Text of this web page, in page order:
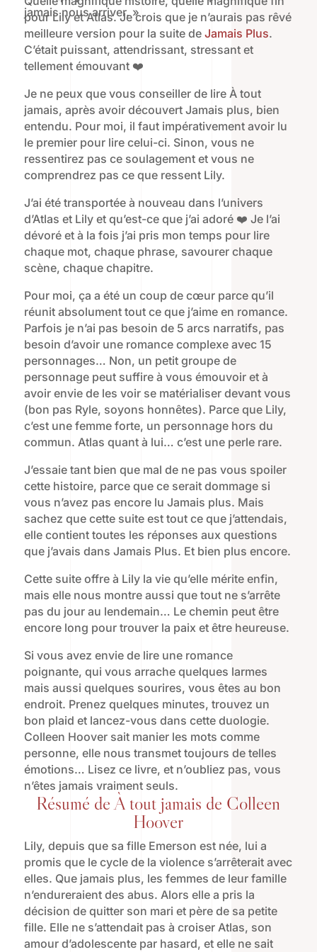
jamais nous arriver. »
pour Lily et Atlas. Je crois que je n’aurais pas rêvé
meilleure version pour la suite de Jamais Plus.
C’était puissant, attendrissant, stressant et
tellement émouvant ❤️
Je ne peux que vous conseiller de lire À tout
jamais, après avoir découvert Jamais plus, bien
entendu. Pour moi, il faut impérativement avoir lu
le premier pour lire celui-ci. Sinon, vous ne
ressentirez pas ce soulagement et vous ne
comprendrez pas ce que ressent Lily.
J’ai été transportée à nouveau dans l’univers
d’Atlas et Lily et qu’est-ce que j’ai adoré ❤️ Je l’ai
dévoré et à la fois j’ai pris mon temps pour lire
chaque mot, chaque phrase, savourer chaque
scène, chaque chapitre.
Pour moi, ça a été un coup de cœur parce qu’il
réunit absolument tout ce que j’aime en romance.
Parfois je n’ai pas besoin de 5 arcs narratifs, pas
besoin d’avoir une romance complexe avec 15
personnages… Non, un petit groupe de
personnage peut suffire à vous émouvoir et à
avoir envie de les voir se matérialiser devant vous
(bon pas Ryle, soyons honnêtes). Parce que Lily,
c’est une femme forte, un personnage hors du
commun. Atlas quant à lui… c’est une perle rare.
J’essaie tant bien que mal de ne pas vous spoiler
cette histoire, parce que ce serait dommage si
vous n’avez pas encore lu Jamais plus. Mais
sachez que cette suite est tout ce que j’attendais,
elle contient toutes les réponses aux questions
que j’avais dans Jamais Plus. Et bien plus encore.
Cette suite offre à Lily la vie qu’elle mérite enfin,
mais elle nous montre aussi que tout ne s’arrête
pas du jour au lendemain… Le chemin peut être
encore long pour trouver la paix et être heureuse.
Si vous avez envie de lire une romance
poignante, qui vous arrache quelques larmes
mais aussi quelques sourires, vous êtes au bon
endroit. Prenez quelques minutes, trouvez un
bon plaid et lancez-vous dans cette duologie.
Colleen Hoover sait manier les mots comme
personne, elle nous transmet toujours de telles
émotions… Lisez ce livre, et n’oubliez pas, vous
n’êtes jamais vraiment seuls.
Résumé de À tout jamais de Colleen
Hoover
Lily, depuis que sa fille Emerson est née, lui a
promis que le cycle de la violence s’arrêterait avec
elles. Que jamais plus, les femmes de leur famille
n’endureraient des abus. Alors elle a pris la
décision de quitter son mari et père de sa petite
fille. Elle ne s’attendait pas à croiser Atlas, son
amour d’adolescente par hasard, et elle ne sait